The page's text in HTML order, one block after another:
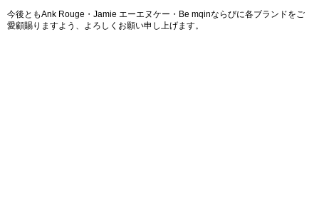
今後ともAnk Rouge・Jamie エーエヌケー・Be mqinならびに各ブランドをご
愛顧賜りますよう、よろしくお願い申し上げます。